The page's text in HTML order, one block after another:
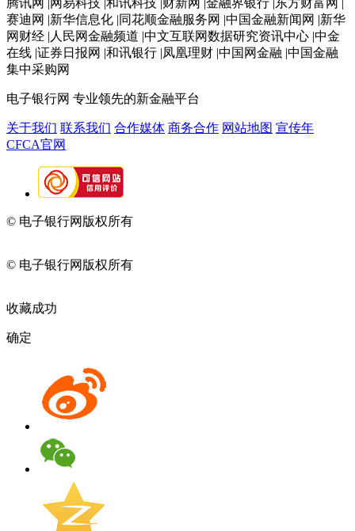
赛迪网 |新华信息化 |同花顺金融服务网 |中国金融新闻网 |新华
网财经 |人民网金融频道 |中文互联网数据研究资讯中心 |中金
在线 |证券日报网 |和讯银行 |凤凰理财 |中国网金融 |中国金融
集中采购网
电子银行网 专业领先的新金融平台
关于我们 联系我们 合作媒体 商务合作 网站地图 宣传年
CFCA官网
© 电子银行网版权所有
© 电子银行网版权所有
收藏成功
确定